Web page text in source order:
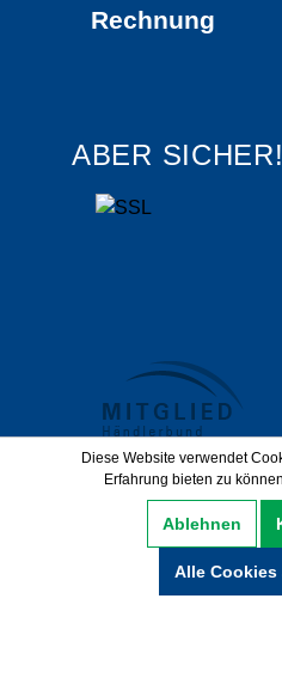
Rechnung
ABER SICHER!
Datenschutz AGB
Hinweise zur
Diese Website verwendet
Erfahrung bieten zu
Ablehnen
Alle Cookies